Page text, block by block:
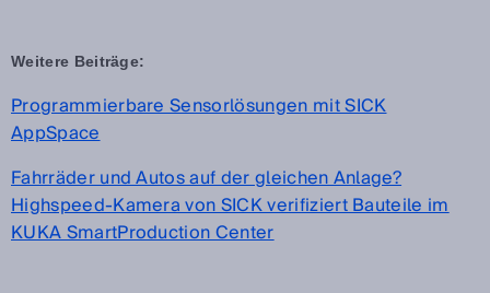
Weitere Beiträge:
Programmierbare Sensorlösungen mit SICK
AppSpace
Fahrräder und Autos auf der gleichen Anlage?
Highspeed-Kamera von SICK verifiziert Bauteile im
KUKA SmartProduction Center